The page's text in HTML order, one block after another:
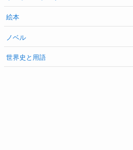
絵本
ノベル
世界史と用語